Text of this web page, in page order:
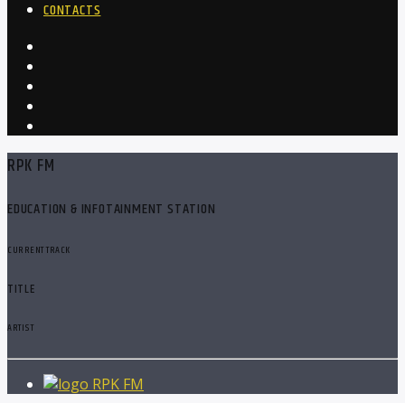
CONTACTS
RPK FM
EDUCATION & INFOTAINMENT STATION
CURRENT TRACK
TITLE
ARTIST
RPK FM